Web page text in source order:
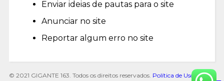
Enviar ideias de pautas para o site
Anunciar no site
Reportar algum erro no site
© 2021 GIGANTE 163. Todos os direitos reservados. Política de Uso de